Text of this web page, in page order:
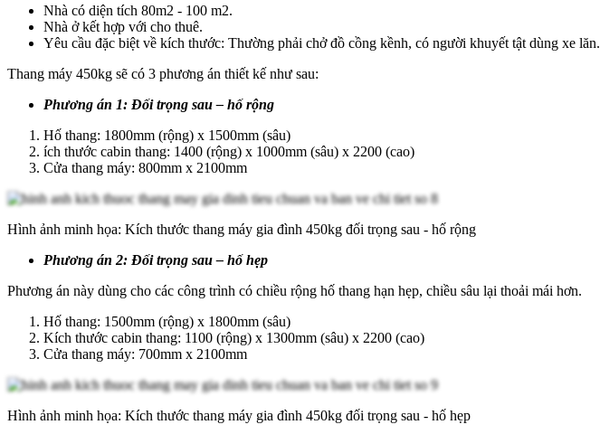
Nhà có diện tích 80m2 - 100 m2.
Nhà ở kết hợp với cho thuê.
Yêu cầu đặc biệt về kích thước: Thường phải chở đồ cồng kềnh, có người khuyết tật dùng xe lăn.
Thang máy 450kg sẽ có 3 phương án thiết kế như sau:
Phương án 1: Đối trọng sau – hố rộng
Hố thang: 1800mm (rộng) x 1500mm (sâu)
ích thước cabin thang: 1400 (rộng) x 1000mm (sâu) x 2200 (cao)
Cửa thang máy: 800mm x 2100mm
Hình ảnh minh họa: Kích thước thang máy gia đình 450kg đối trọng sau - hố rộng
Phương án 2: Đối trọng sau – hố hẹp
Phương án này dùng cho các công trình có chiều rộng hố thang hạn hẹp, chiều sâu lại thoải mái hơn.
Hố thang: 1500mm (rộng) x 1800mm (sâu)
Kích thước cabin thang: 1100 (rộng) x 1300mm (sâu) x 2200 (cao)
Cửa thang máy: 700mm x 2100mm
Hình ảnh minh họa: Kích thước thang máy gia đình 450kg đối trọng sau - hố hẹp